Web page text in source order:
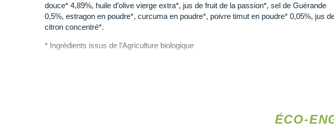
douce* 4,89%, huile d’olive vierge extra*, jus de fruit de la passion*, sel de Guérande
0,5%, estragon en poudre*, curcuma en poudre*, poivre timut en poudre* 0,05%, jus
citron concentré*.
* Ingrédients issus de l’Agriculture biologique
ÉCO-